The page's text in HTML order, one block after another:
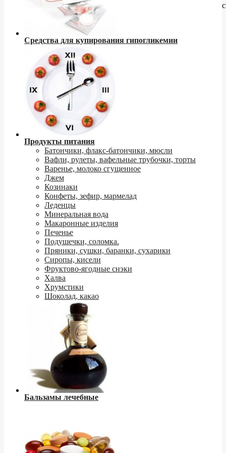
Средства для купирования гипогликемии
Продукты питания
Батончики, флакс-батончики, мюсли
Вафли, рулеты, вафельные трубочки, торты
Варенье, молоко сгущенное
Джем
Козинаки
Конфеты, зефир, мармелад
Леденцы
Минеральная вода
Макаронные изделия
Печенье
Подушечки, соломка.
Пряники, сушки, баранки, сухарики
Сиропы, кисели
Фруктово-ягодные снэки
Халва
Хрумстики
Шоколад, какао
Бальзамы лечебные